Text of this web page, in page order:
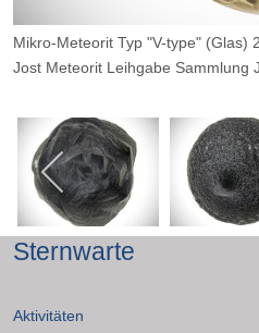
Mikro-Meteorit Typ "V-type" (Glas)
Jost Meteorit Leihgabe Sammlung
Sternwarte
Aktivitäten